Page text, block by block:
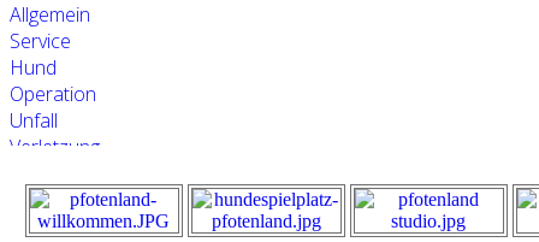
Allgemein
Service
Hund
Operation
Unfall
Verletzung
Entzündung
Katze